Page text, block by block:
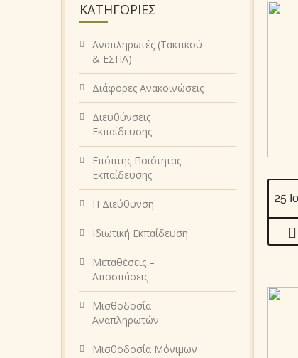
25
KΑΤΗΓΟΡΊΕΣ
Αναπληρωτές (Τακτικού
& ΕΣΠΑ)
Διάφορες Ανακοινώσεις
Διευθύνσεις
Εκπαίδευσης
Επόπτης Ποιότητας
Εκπαίδευσης
Η Διεύθυνση
Ιδιωτική Εκπαίδευση
Μεταθέσεις –
Αποσπάσεις
Μισθοδοσία
Αναπληρωτών
Μισθοδοσία Μόνιμων